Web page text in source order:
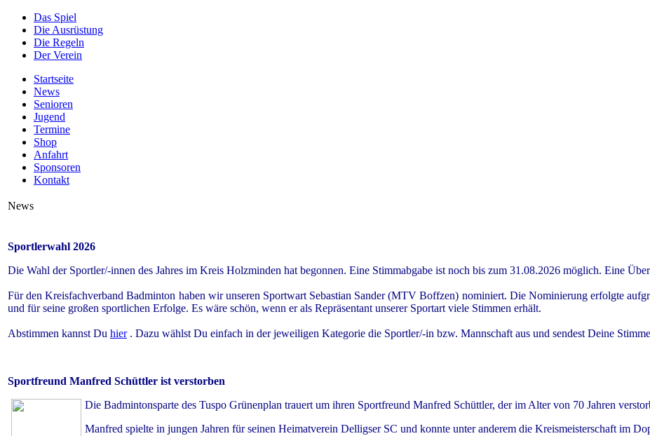
Das Spiel
Die Ausrüstung
Die Regeln
Der Verein
Startseite
News
Senioren
Jugend
Termine
Shop
Anfahrt
Sponsoren
Kontakt
News
Sportlerwahl 2026
Die Wahl der Sportler/-innen des Jahres im Kreis Holzminden hat begonnen. Eine Stimmabgabe ist noch bis zum 31.08.2026 möglich. Eine
Für den Kreisfachverband Badminton haben wir unseren Sportwart Sebastian Sander (MTV Boffzen) nominiert. Die Nominierung erfolgte
und für seine großen sportlichen Erfolge. Es wäre schön, wenn er als Repräsentant unserer Sportart viele Stimmen erhält.
Abstimmen kannst Du hier. Dazu wählst Du einfach in der jeweiligen Kategorie die Sportler/-in bzw. Mannschaft aus und sendest Deine
Sportfreund Manfred Schüttler ist verstorben
Die Badmintonsparte des Tuspo Grünenplan trauert um ihren Sportfreund Manfred Schüttler, der im Alter von 70 Jahren
Manfred spielte in jungen Jahren für seinen Heimatverein Delligser SC und konnte unter anderem die Kreismeisterschaft im